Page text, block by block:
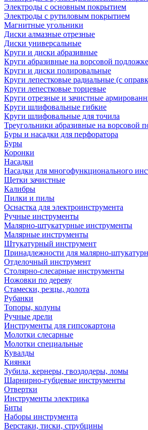
Электроды с основным покрытием
Электроды с рутиловым покрытием
Магнитные угольники
Диски алмазные отрезные
Диски универсальные
Круги и диски абразивные
Круги абразивные на ворсовой подложке
Круги и диски полировальные
Круги лепестковые радиальные (с
Круги лепестковые торцевые
Круги отрезные и зачистные
Круги шлифовальные гибкие
Круги шлифовальные для точила
Треугольники абразивные на ворсовой
Буры и насадки для перфоратора
Буры
Коронки
Насадки
Насадки для многофункционального
Щетки зачистные
Калибры
Пилки и пилы
Оснастка для электроинструмента
Ручные инструменты
Малярно-штукатурные инструменты
Малярные инструменты
Штукатурный инструмент
Принадлежности для малярно-
Отделочный инструмент
Столярно-слесарные инструменты
Ножовки по дереву
Стамески, резцы, долота
Рубанки
Топоры, колуны
Ручные дрели
Инструменты для гипсокартона
Молотки слесарные
Молотки специальные
Кувалды
Киянки
Зубила, кернеры, гвоздодеры, ломы
Шарнирно-губцевые инструменты
Отвертки
Инструменты электрика
Биты
Наборы инструмента
Верстаки, тиски, струбцины